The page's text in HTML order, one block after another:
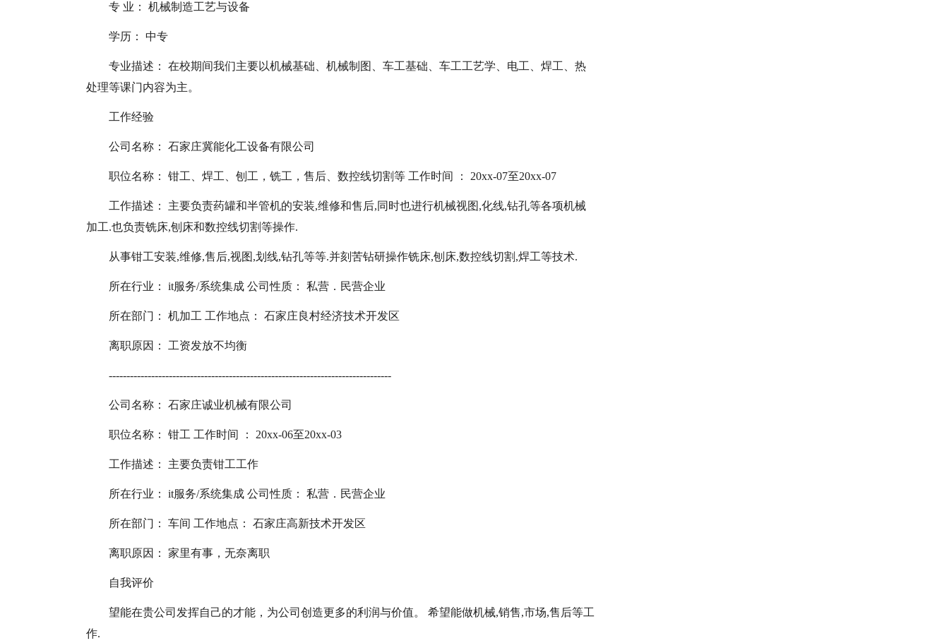
专 业： 机械制造工艺与设备
学历： 中专
专业描述： 在校期间我们主要以机械基础、机械制图、车工基础、车工工艺学、电工、焊工、热
处理等课门内容为主。
工作经验
公司名称： 石家庄冀能化工设备有限公司
职位名称： 钳工、焊工、刨工，铣工，售后、数控线切割等 工作时间 ： 20xx-07至20xx-07
工作描述： 主要负责药罐和半管机的安装,维修和售后,同时也进行机械视图,化线,钻孔等各项机械
加工.也负责铣床,刨床和数控线切割等操作.
从事钳工安装,维修,售后,视图,划线,钻孔等等.并刻苦钻研操作铣床,刨床,数控线切割,焊工等技术.
所在行业： it服务/系统集成 公司性质： 私营．民营企业
所在部门： 机加工 工作地点： 石家庄良村经济技术开发区
离职原因： 工资发放不均衡
--------------------------------------------------------------------------------
公司名称： 石家庄诚业机械有限公司
职位名称： 钳工 工作时间 ： 20xx-06至20xx-03
工作描述： 主要负责钳工工作
所在行业： it服务/系统集成 公司性质： 私营．民营企业
所在部门： 车间 工作地点： 石家庄高新技术开发区
离职原因： 家里有事，无奈离职
自我评价
望能在贵公司发挥自己的才能，为公司创造更多的利润与价值。 希望能做机械,销售,市场,售后等工
作.